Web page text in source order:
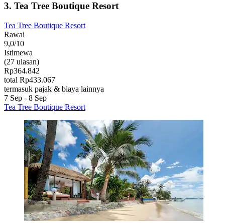
3. Tea Tree Boutique Resort
Tea Tree Boutique Resort
Rawai
9,0/10
Istimewa
(27 ulasan)
Rp364.842
total Rp433.067
termasuk pajak & biaya lainnya
7 Sep - 8 Sep
Tea Tree Boutique Resort